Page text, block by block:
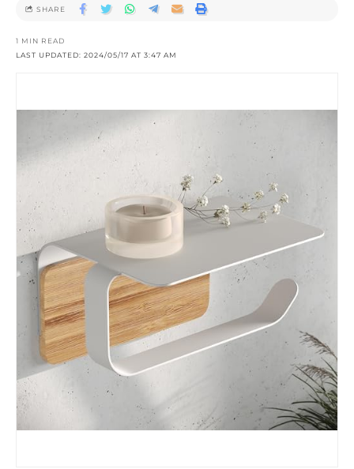
LAST UPDATED: 2024/05/17 AT 3:47 AM
1 MIN READ
SHARE